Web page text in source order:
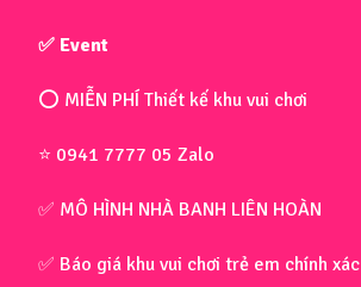
✅ Event
⭕ MIỄN PHÍ Thiết kế khu vui chơi
⭐ 0941 7777 05 Zalo
✅ MÔ HÌNH NHÀ BANH LIÊN HOÀN
✅ Báo giá khu vui chơi trẻ em chính xác